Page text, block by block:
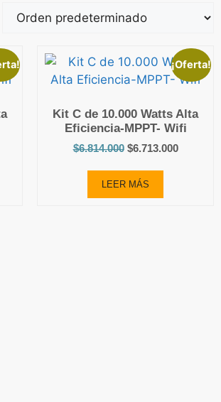
¡Oferta!
Kit C de 10.000 Watts Alta
Eficiencia-MPPT- Wifi
$6.814.000 $6.713.000
LEER MÁS